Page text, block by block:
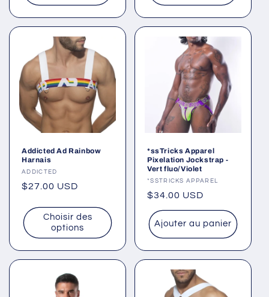
Addicted Ad Rainbow
Harnais
Fournisseur :
ADDICTED
Prix
$27.00 USD
Choisir des
options
*ssTricks Apparel
Pixelation Jockstrap -
Vert fluo/Violet
Fournisseur :
*SSTRICKS APPAREL
Prix
habituel
$34.00 USD
Ajouter au panier